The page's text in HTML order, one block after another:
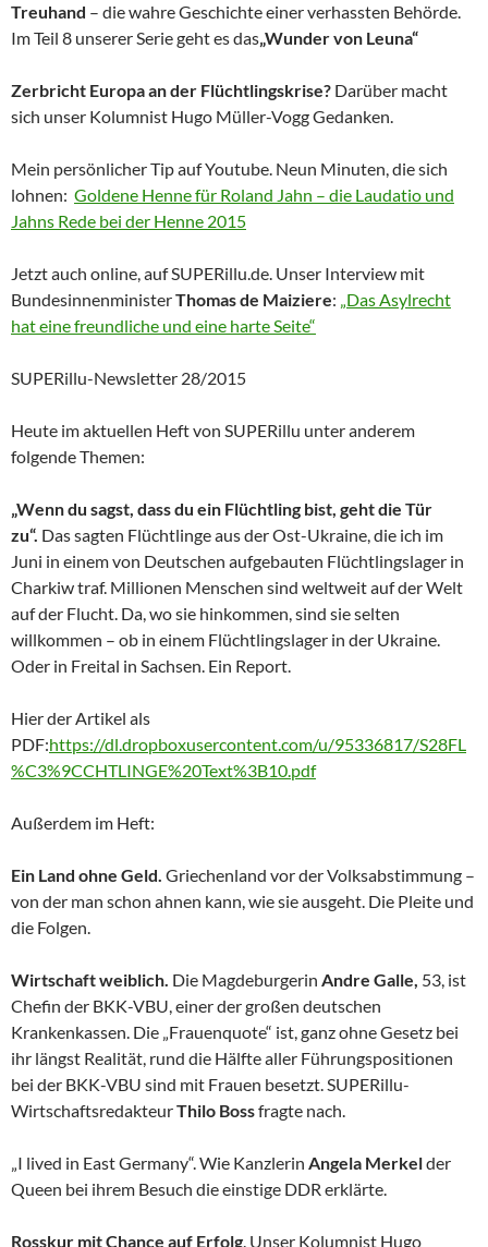
Treuhand – die wahre Geschichte einer verhassten Behörde.
Im Teil 8 unserer Serie geht es das„Wunder von Leuna“
Zerbricht Europa an der Flüchtlingskrise? Darüber macht
sich unser Kolumnist Hugo Müller-Vogg Gedanken.
Mein persönlicher Tip auf Youtube. Neun Minuten, die sich
lohnen: Goldene Henne für Roland Jahn – die Laudatio und
Jahns Rede bei der Henne 2015
Jetzt auch online, auf SUPERillu.de. Unser Interview mit
BundesinnenministerThomas de Maiziere: „Das Asylrecht
hat eine freundliche und eine harte Seite“
SUPERillu-Newsletter 28/2015
Heute im aktuellen Heft von SUPERillu unter anderem
folgende Themen:
„Wenn du sagst, dass du ein Flüchtling bist, geht die Tür
zu“. Das sagten Flüchtlinge aus der Ost-Ukraine, die ich im
Juni in einem von Deutschen aufgebauten Flüchtlingslager in
Charkiw traf. Millionen Menschen sind weltweit auf der Welt
auf der Flucht. Da, wo sie hinkommen, sind sie selten
willkommen – ob in einem Flüchtlingslager in der Ukraine.
Oder in Freital in Sachsen. Ein Report.
Hier der Artikel als
PDF:https://dl.dropboxusercontent.com/u/95336817/S28FL
%C3%9CCHTLINGE%20Text%3B10.pdf
Außerdem im Heft:
Ein Land ohne Geld. Griechenland vor der Volksabstimmung –
von der man schon ahnen kann, wie sie ausgeht. Die Pleite und
die Folgen.
Wirtschaft weiblich. Die Magdeburgerin Andre Galle, 53, ist
Chefin der BKK-VBU, einer der großen deutschen
Krankenkassen. Die „Frauenquote“ ist, ganz ohne Gesetz bei
ihr längst Realität, rund die Hälfte aller Führungspositionen
bei der BKK-VBU sind mit Frauen besetzt. SUPERillu-
WirtschaftsredakteurThilo Bossfragte nach.
„I lived in East Germany“. Wie Kanzlerin Angela Merkelder
Queen bei ihrem Besuch die einstige DDR erklärte.
Rosskur mit Chance auf Erfolg. Unser Kolumnist Hugo